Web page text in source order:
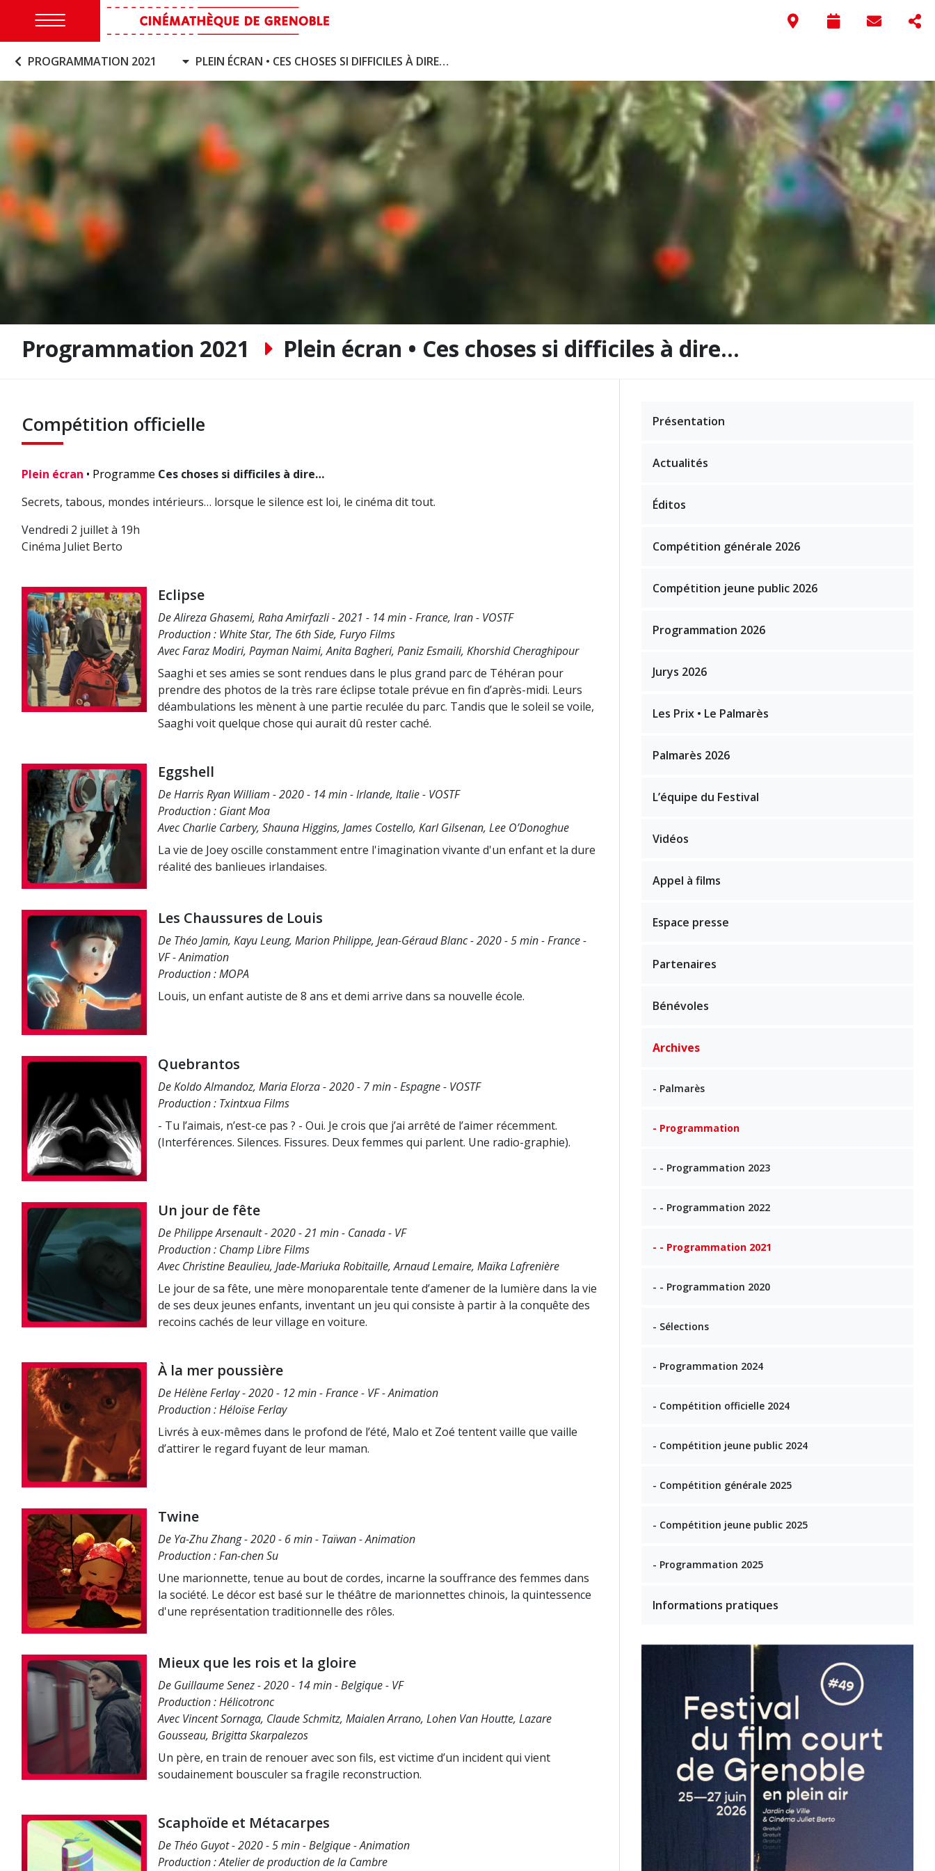
PROGRAMMATION 2021 PLEIN ÉCRAN • CES CHOSES SI DIFFICILES À DIRE…
Programmation 2021 Plein écran • Ces choses si difficiles à dire…
Compétition officielle
Plein écran • Programme Ces choses si difficiles à dire…
Secrets, tabous, mondes intérieurs… lorsque le silence est loi, le cinéma dit tout.
Vendredi 2 juillet à 19h
Cinéma Juliet Berto
Eclipse
De Alireza Ghasemi, Raha Amirfazli - 2021 - 14 min - France, Iran - VOSTF
Production : White Star, The 6th Side, Furyo Films
Avec Faraz Modiri, Payman Naimi, Anita Bagheri, Paniz Esmaili, Khorshid Cheraghipour
Saaghi et ses amies se sont rendues dans le plus grand parc de Téhéran pour
prendre des photos de la très rare éclipse totale prévue en fin d’après-midi. Leurs
déambulations les mènent à une partie reculée du parc. Tandis que le soleil se voile,
Saaghi voit quelque chose qui aurait dû rester caché.
Eggshell
De Harris Ryan William - 2020 - 14 min - Irlande, Italie - VOSTF
Production : Giant Moa
Avec Charlie Carbery, Shauna Higgins, James Costello, Karl Gilsenan, Lee O’Donoghue
La vie de Joey oscille constamment entre l'imagination vivante d'un enfant et la dure
réalité des banlieues irlandaises.
Les Chaussures de Louis
De Théo Jamin, Kayu Leung, Marion Philippe, Jean-Géraud Blanc - 2020 - 5 min - France -
VF - Animation
Production : MOPA
Louis, un enfant autiste de 8 ans et demi arrive dans sa nouvelle école.
Quebrantos
De Koldo Almandoz, Maria Elorza - 2020 - 7 min - Espagne - VOSTF
Production : Txintxua Films
- Tu l’aimais, n’est-ce pas ? - Oui. Je crois que j’ai arrêté de l’aimer récemment.
(Interférences. Silences. Fissures. Deux femmes qui parlent. Une radio-graphie).
Un jour de fête
De Philippe Arsenault - 2020 - 21 min - Canada - VF
Production : Champ Libre Films
Avec Christine Beaulieu, Jade-Mariuka Robitaille, Arnaud Lemaire, Maïka Lafrenière
Le jour de sa fête, une mère monoparentale tente d’amener de la lumière dans la vie
de ses deux jeunes enfants, inventant un jeu qui consiste à partir à la conquête des
recoins cachés de leur village en voiture.
À la mer poussière
De Hélène Ferlay - 2020 - 12 min - France - VF - Animation
Production : Héloïse Ferlay
Livrés à eux-mêmes dans le profond de l’été, Malo et Zoé tentent vaille que vaille
d’attirer le regard fuyant de leur maman.
Twine
De Ya-Zhu Zhang - 2020 - 6 min - Taïwan - Animation
Production : Fan-chen Su
Une marionnette, tenue au bout de cordes, incarne la souffrance des femmes dans
la société. Le décor est basé sur le théâtre de marionnettes chinois, la quintessence
d'une représentation traditionnelle des rôles.
Mieux que les rois et la gloire
De Guillaume Senez - 2020 - 14 min - Belgique - VF
Production : Hélicotronc
Avec Vincent Sornaga, Claude Schmitz, Maialen Arrano, Lohen Van Houtte, Lazare
Gousseau, Brigitta Skarpalezos
Un père, en train de renouer avec son fils, est victime d’un incident qui vient
soudainement bousculer sa fragile reconstruction.
Scaphoïde et Métacarpes
De Théo Guyot - 2020 - 5 min - Belgique - Animation
Production : Atelier de production de la Cambre
Présentation
Actualités
Éditos
Compétition générale 2026
Compétition jeune public 2026
Programmation 2026
Jurys 2026
Les Prix • Le Palmarès
Palmarès 2026
L’équipe du Festival
Vidéos
Appel à films
Espace presse
Partenaires
Bénévoles
Archives
- Palmarès
- Programmation
- - Programmation 2023
- - Programmation 2022
- - Programmation 2021
- - Programmation 2020
- Sélections
- Programmation 2024
- Compétition officielle 2024
- Compétition jeune public 2024
- Compétition générale 2025
- Compétition jeune public 2025
- Programmation 2025
Informations pratiques